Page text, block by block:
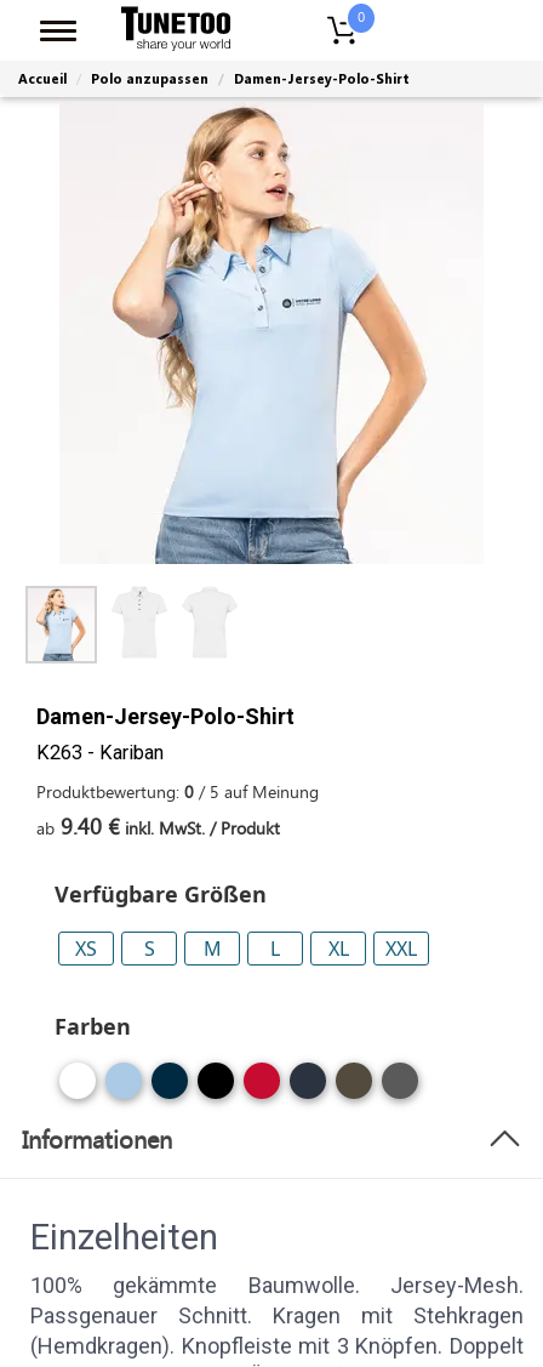
0
Accueil Polo anzupassen Damen-Jersey-Polo-Shirt
Damen-Jersey-Polo-Shirt
K263 - Kariban
Produktbewertung: 0 / 5 auf Meinung
ab 9.40 € inkl. MwSt. / Produkt
Verfügbare Größen
XS S M L XL XXL
Farben
Informationen
Einzelheiten
100% gekämmte Baumwolle. Jersey-Mesh.
Passgenauer Schnitt. Kragen mit Stehkragen
(Hemdkragen). Knopfleiste mit 3 Knöpfen. Doppelt